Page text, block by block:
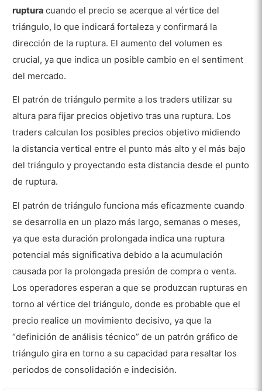
rupturacuando el precio se acerque al vértice del
triángulo, lo que indicará fortaleza y confirmará la
dirección de la ruptura. El aumento del volumen es
crucial, ya que indica un posible cambio en el sentiment
del mercado.
El patrón de triángulo permite a los traders utilizar su
altura para fijar precios objetivo tras una ruptura. Los
traders calculan los posibles precios objetivo midiendo
la distancia vertical entre el punto más alto y el más bajo
del triángulo y proyectando esta distancia desde el punto
de ruptura.
El patrón de triángulo funciona más eficazmente cuando
se desarrolla en un plazo más largo, semanas o meses,
ya que esta duración prolongada indica una ruptura
potencial más significativa debido a la acumulación
causada por la prolongada presión de compra o venta.
Los operadores esperan a que se produzcan rupturas en
torno al vértice del triángulo, donde es probable que el
precio realice un movimiento decisivo, ya que la
“definición de análisis técnico” de un patrón gráfico de
triángulo gira en torno a su capacidad para resaltar los
periodos de consolidación e indecisión.